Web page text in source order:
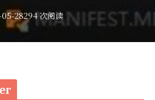
05-28294 次阅读